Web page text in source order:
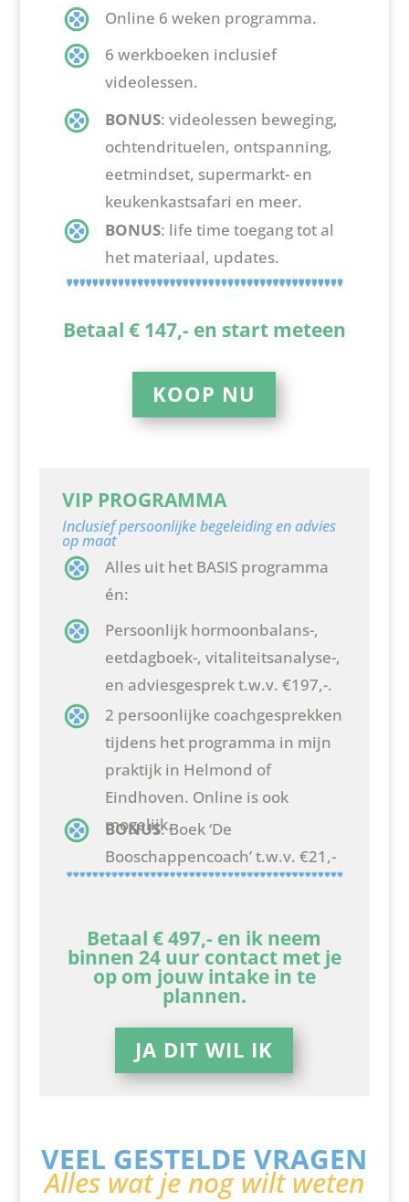
Online 6 weken programma.
6 werkboeken inclusief
videolessen.
BONUS: videolessen beweging,
ochtendrituelen, ontspanning,
eetmindset, supermarkt- en
keukenkastsafari en meer.
BONUS: life time toegang tot al
het materiaal, updates.
Betaal € 147,- en start meteen
KOOP NU
VIP PROGRAMMA
Inclusief persoonlijke begeleiding en advies
op maat
Alles uit het BASIS programma
én:
Persoonlijk hormoonbalans-,
eetdagboek-, vitaliteitsanalyse-,
en adviesgesprek t.w.v. €197,-.
2 persoonlijke coachgesprekken
tijdens het programma in mijn
praktijk in Helmond of
Eindhoven. Online is ook
mogelijk.
BONUS: Boek ‘De
Booschappencoach’ t.w.v. €21,-
Betaal € 497,- en ik neem
binnen 24 uur contact met je
op om jouw intake in te
plannen.
JA DIT WIL IK
VEEL GESTELDE VRAGEN
Alles wat je nog wilt weten